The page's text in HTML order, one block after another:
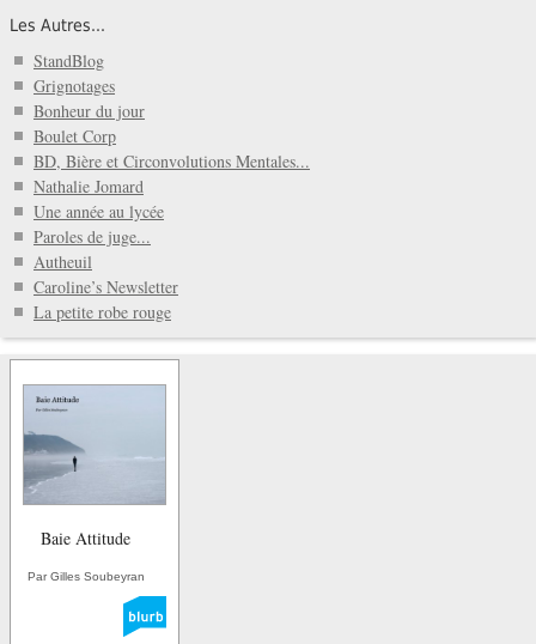
Les Autres...
StandBlog
Grignotages
Bonheur du jour
Boulet Corp
BD, Bière et Circonvolutions Mentales...
Nathalie Jomard
Une année au lycée
Paroles de juge...
Autheuil
Caroline’s Newsletter
La petite robe rouge
Baie Attitude
Par Gilles Soubeyran